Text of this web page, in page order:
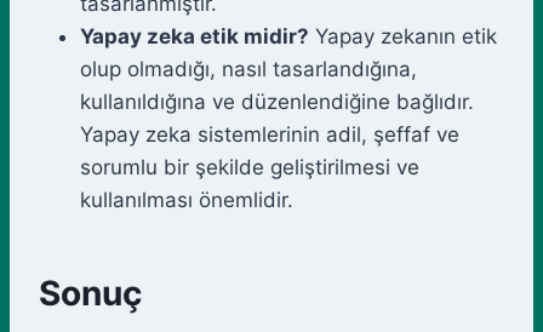
Yapay zeka etik midir? Yapay zekanın etik
olup olmadığı, nasıl tasarlandığına,
kullanıldığına ve düzenlendiğine bağlıdır.
Yapay zeka sistemlerinin adil, şeffaf ve
sorumlu bir şekilde geliştirilmesi ve
kullanılması önemlidir.
Sonuç